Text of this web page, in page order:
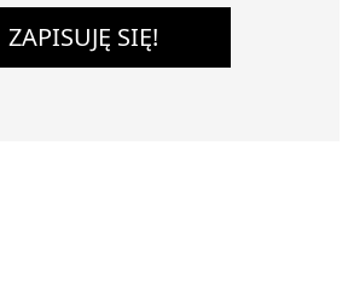
ZAPISUJĘ SIĘ!